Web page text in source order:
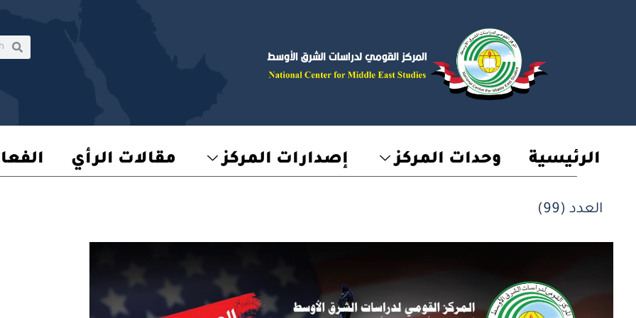
الرئيسية وحدات المركز إصدارات المركز مقالات الرأي
العدد (99)